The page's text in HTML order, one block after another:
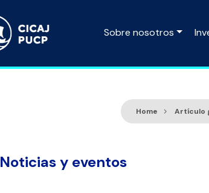
Sobre nosotros
Home Artículo
Noticias y eventos